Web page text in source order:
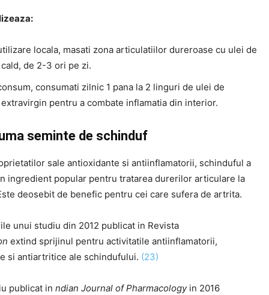
locala, masati zona articulatiilor dureroase cu ulei de
de 2-3 ori pe zi.
consumati zilnic 1 pana la 2 linguri de ulei de
pentru a combate inflamatia din interior.
seminte de schinduf
sale antioxidante si antiinflamatorii, schinduful a
ingredient popular pentru tratarea durerilor articulare la
deosebit de benefic pentru cei care sufera de artrita.
unui studiu din 2012 publicat in Revista
extind sprijinul pentru activitatile antiinflamatorii,
si antiartritice ale schindufului. (23)
publicat in ndian Journal of Pharmacology in 2016